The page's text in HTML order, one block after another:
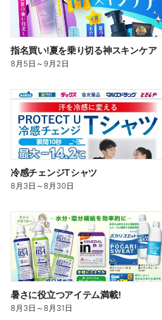
指名買い!夏を乗り切る神スキンケア
8月5日 ～9月2日
冷感チェンジTシャツ
8月3日 ～8月30日
暑さに役立つアイテム満載!
8月3日 ～8月31日